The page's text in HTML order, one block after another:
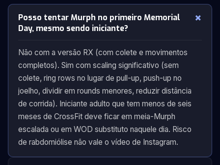
Posso tentar Murph no primeiro Memorial
Day, mesmo sendo iniciante?
Não com a versão RX (com colete e movimentos
completos). Sim com scaling significativo (sem
colete, ring rows no lugar de pull-up, push-up no
joelho, dividir em rounds menores, reduzir distância
de corrida). Iniciante adulto que tem menos de seis
meses de CrossFit deve ficar em meia-Murph
escalada ou em WOD substituto naquele dia. Risco
de rabdomiólise não vale o vídeo de Instagram.